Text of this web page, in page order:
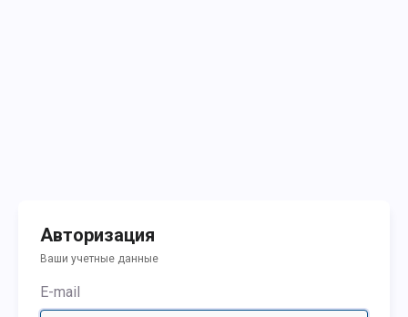
Авторизация
Ваши учетные данные
E-mail